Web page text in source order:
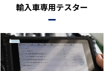
輸入車専用テスター